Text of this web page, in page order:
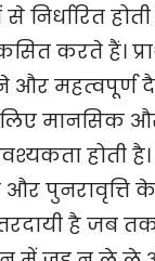
करते हैं।
और महत्वपूर्ण
मानसिक
होती है।
पुनरावृत्ति
है जब